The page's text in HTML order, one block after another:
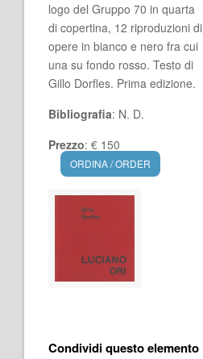
logo del Gruppo 70 in quarta
di copertina, 12 riproduzioni di
opere in bianco e nero fra cui
una su fondo rosso. Testo di
Gillo Dorfles. Prima edizione.
Bibliografia: N. D.
Prezzo: € 150
ORDINA / ORDER
Condividi questo elemento